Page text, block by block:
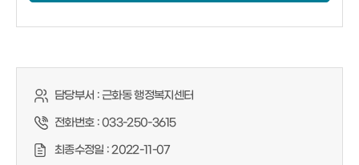
담당부서 :근화동 행정복지센터
전화번호 :033-250-3615
최종수정일 :2022-11-07